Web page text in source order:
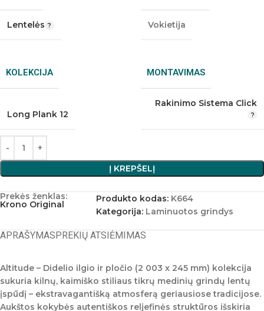
Lentelės Vokietija
KOLEKCIJA
Long Plank 12
MONTAVIMAS
Rakinimo Sistema Click
Į KREPŠELĮ
Prekės ženklas:
Krono Original
Produkto kodas: K664
Kategorija: Laminuotos grindys
APRAŠYMASPREKIŲ ATSIĖMIMAS
Altitude – Didelio ilgio ir pločio (2 003 x 245 mm) kolekcija
sukuria kilnų, kaimiško stiliaus tikrų medinių grindų lentų
įspūdį – ekstravagantišką atmosferą geriausiose tradicijose.
Aukštos kokybės autentiškos reljefinės struktūros išskiria